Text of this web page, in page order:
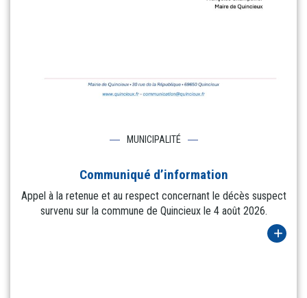
MUNICIPALITÉ
Communiqué d’information
Appel à la retenue et au respect concernant le décès suspect
survenu sur la commune de Quincieux le 4 août 2026.